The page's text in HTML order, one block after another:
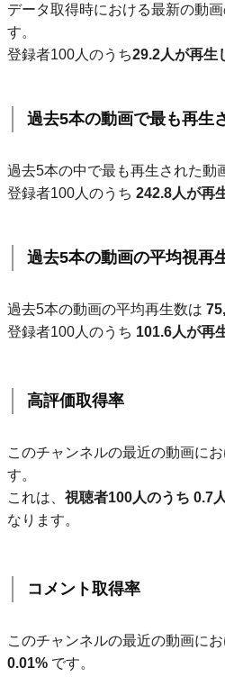
データ取得時における最新の動
す。
登録者100人のうち29.2人が再生
過去5本の動画で最も再生
過去5本の中で最も再生された動
登録者100人のうち 242.8人が再
過去5本の動画の平均視再
過去5本の動画の平均再生数は
登録者100人のうち 101.6人が再
高評価取得率
このチャンネルの最近の動画に
す。
これは、 視聴者100人のうち 0.7
なります。
コメント取得率
このチャンネルの最近の動画に
0.01% です。